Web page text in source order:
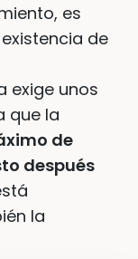
es
de
exige unos
que la
de
después
la